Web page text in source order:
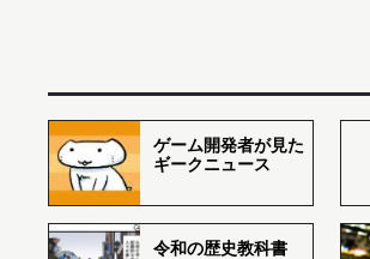
ゲーム開発者が見た
ギークニュース
令和の歴史教科書